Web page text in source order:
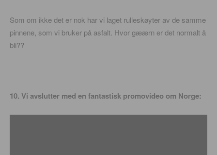
Som om ikke det er nok har vi laget rulleskøyter av de samme
pinnene, som vi bruker på asfalt. Hvor gæærn er det normalt å
bli??
10. Vi avslutter med en fantastisk promovideo om Norge: